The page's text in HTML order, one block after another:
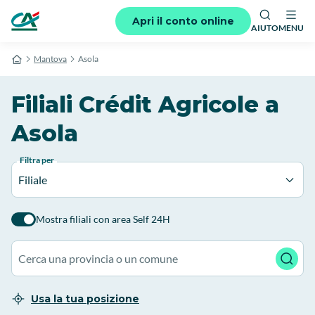
Apri il conto online
AIUTOMENU
Mantova Asola
Filiali Crédit Agricole a
Asola
Filtra per
Filiale
Mostra filiali con area Self 24H
Usa la tua posizione